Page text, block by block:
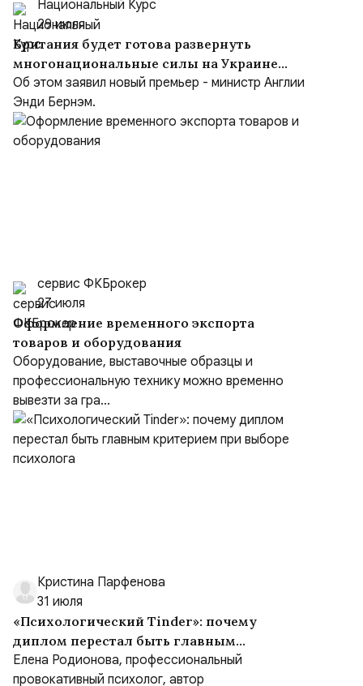
Национальный Курс
29 июля
Британия будет готова развернуть
многонациональные силы на Украине
после заключения мирного соглашения
Об этом заявил новый премьер - министр Англии
Энди Бернэм.
сервис ФКБрокер
27 июля
Оформление временного экспорта
товаров и оборудования
Оборудование, выставочные образцы и
профессиональную технику можно временно
вывезти за гра...
Кристина Парфенова
31 июля
«Психологический Tinder»: почему
диплом перестал быть главным
критерием при выборе психолога
Елена Родионова, профессиональный
провокативный психолог, автор